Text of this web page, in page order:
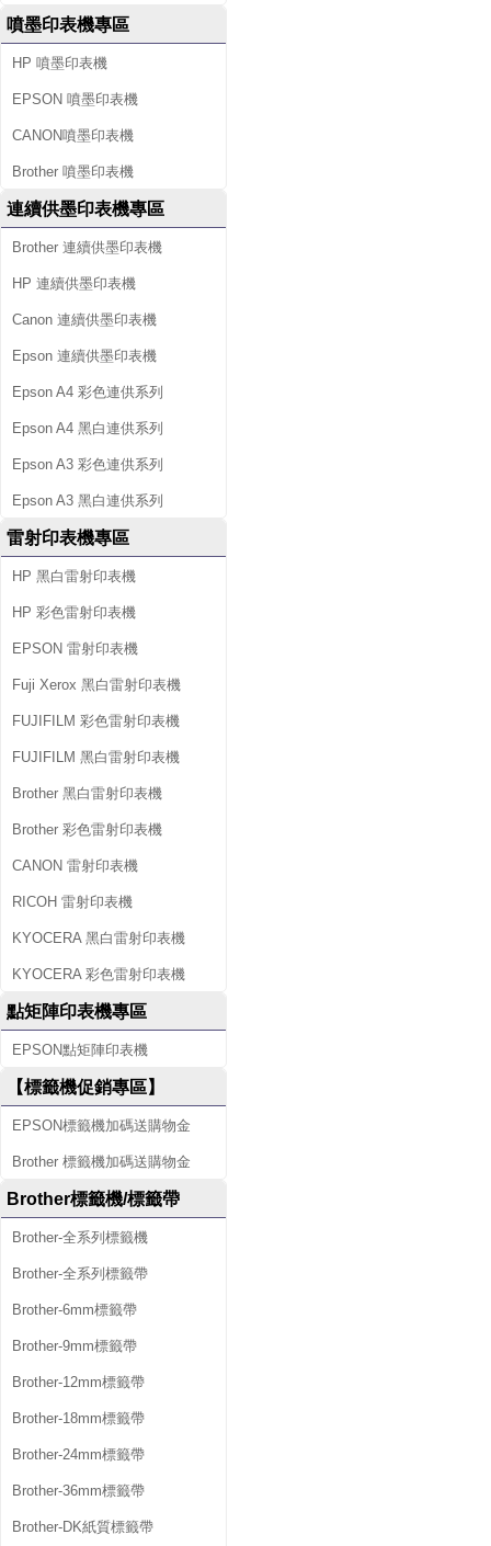
噴墨印表機專區
HP 噴墨印表機
EPSON 噴墨印表機
CANON噴墨印表機
Brother 噴墨印表機
連續供墨印表機專區
Brother 連續供墨印表機
HP 連續供墨印表機
Canon 連續供墨印表機
Epson 連續供墨印表機
Epson A4 彩色連供系列
Epson A4 黑白連供系列
Epson A3 彩色連供系列
Epson A3 黑白連供系列
雷射印表機專區
HP 黑白雷射印表機
HP 彩色雷射印表機
EPSON 雷射印表機
Fuji Xerox 黑白雷射印表機
FUJIFILM 彩色雷射印表機
FUJIFILM 黑白雷射印表機
Brother 黑白雷射印表機
Brother 彩色雷射印表機
CANON 雷射印表機
RICOH 雷射印表機
KYOCERA 黑白雷射印表機
KYOCERA 彩色雷射印表機
點矩陣印表機專區
EPSON點矩陣印表機
【標籤機促銷專區】
EPSON標籤機加碼送購物金
Brother 標籤機加碼送購物金
Brother標籤機/標籤帶
Brother-全系列標籤機
Brother-全系列標籤帶
Brother-6mm標籤帶
Brother-9mm標籤帶
Brother-12mm標籤帶
Brother-18mm標籤帶
Brother-24mm標籤帶
Brother-36mm標籤帶
Brother-DK紙質標籤帶